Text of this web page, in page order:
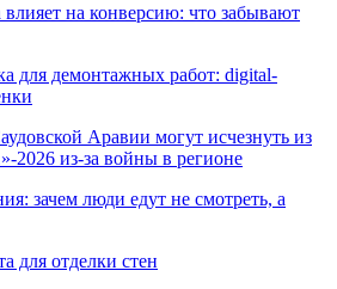
на конверсию: что забывают
для демонтажных работ: digital-
Аравии могут исчезнуть из
2026 из-за войны в регионе
зачем люди едут не смотреть, а
для отделки стен